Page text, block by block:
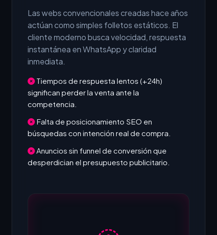
Las webs convencionales creadas hace años
actúan como simples folletos estáticos. El
cliente moderno busca velocidad, respuesta
instantánea en WhatsApp y claridad
inmediata.
Tiempos de respuesta lentos (+24h)
significan perder la venta ante la
competencia.
Falta de posicionamiento SEO en
búsquedas con intención real de compra.
Anuncios sin funnel de conversión que
desperdician el presupuesto publicitario.